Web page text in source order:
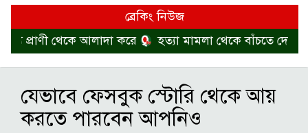
ব্রেকিং নিউজ
প্রাণী থেকে আলাদা করে
হত্যা মামলা থেকে বাঁচতে দেশ
যেভাবে ফেসবুক স্টোরি থেকে আয়
করতে পারবেন আপনিও